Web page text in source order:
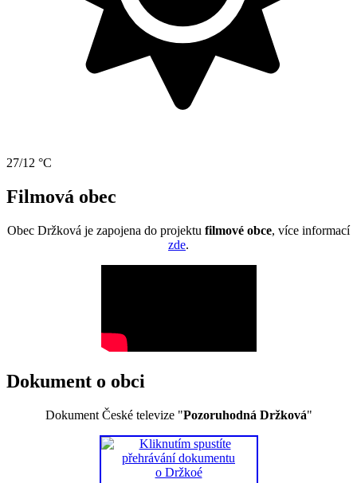
27/12 °C
Filmová obec
Obec Držková je zapojena do projektu filmové obce, více informací
zde.
Dokument o obci
Dokument České televize "Pozoruhodná Držková"